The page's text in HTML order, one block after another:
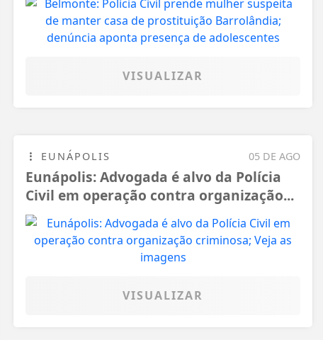
VISUALIZAR
05 DE AGO
EUNÁPOLIS
Eunápolis: Advogada é alvo da Polícia
Civil em operação contra organização...
VISUALIZAR